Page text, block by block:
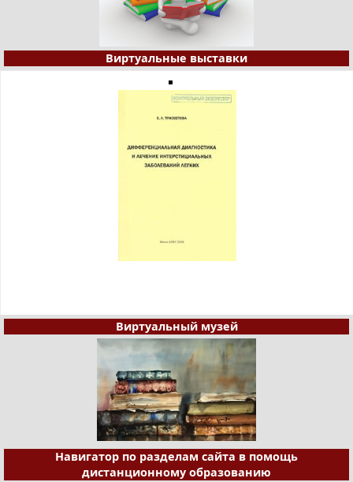
Виртуальные выставки
Виртуальный музей
Навигатор по разделам сайта в помощь
дистанционному образованию